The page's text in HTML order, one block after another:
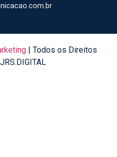
| Todos os Direitos